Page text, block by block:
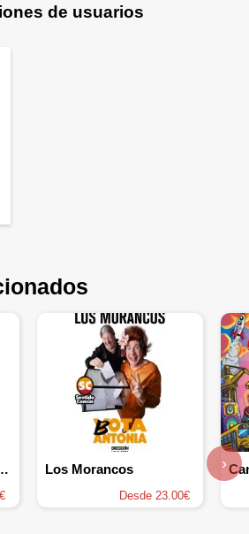
de usuarios
el musical Los Morancos
Desde 23.00€
›